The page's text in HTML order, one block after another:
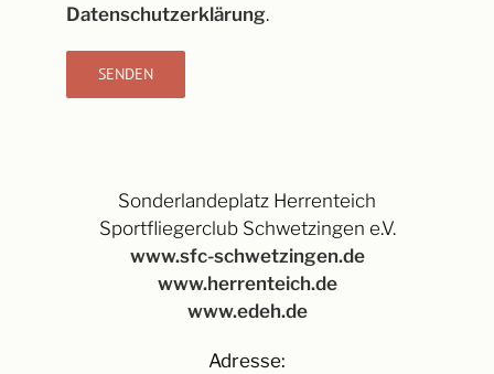
Datenschutzerklärung.
Sonderlandeplatz Herrenteich
Sportfliegerclub Schwetzingen e.V.
www.sfc-schwetzingen.de
www.herrenteich.de
www.edeh.de
Adresse: